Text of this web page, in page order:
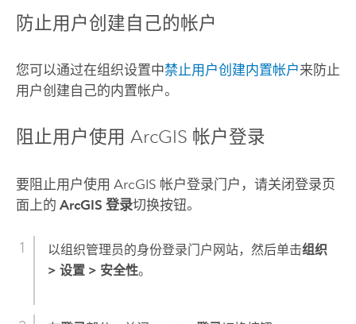
防止用户创建自己的帐户
您可以通过在组织设置中禁止用户创建内置帐户来防止
用户创建自己的内置帐户。
阻止用户使用 ArcGIS 帐户登录
要阻止用户使用 ArcGIS 帐户登录门户，请关闭登录页
面上的 ArcGIS 登录切换按钮。
以组织管理员的身份登录门户网站，然后单击组织
> 设置 > 安全性。